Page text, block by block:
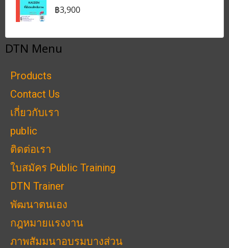
฿3,900
DTN Menu
Products
Contact Us
เกี่ยวกับเรา
public
ติดต่อเรา
ใบสมัคร Public Training
DTN Trainer
พัฒนาตนเอง
กฎหมายแรงงาน
ภาพสัมมนาอบรมบางส่วน